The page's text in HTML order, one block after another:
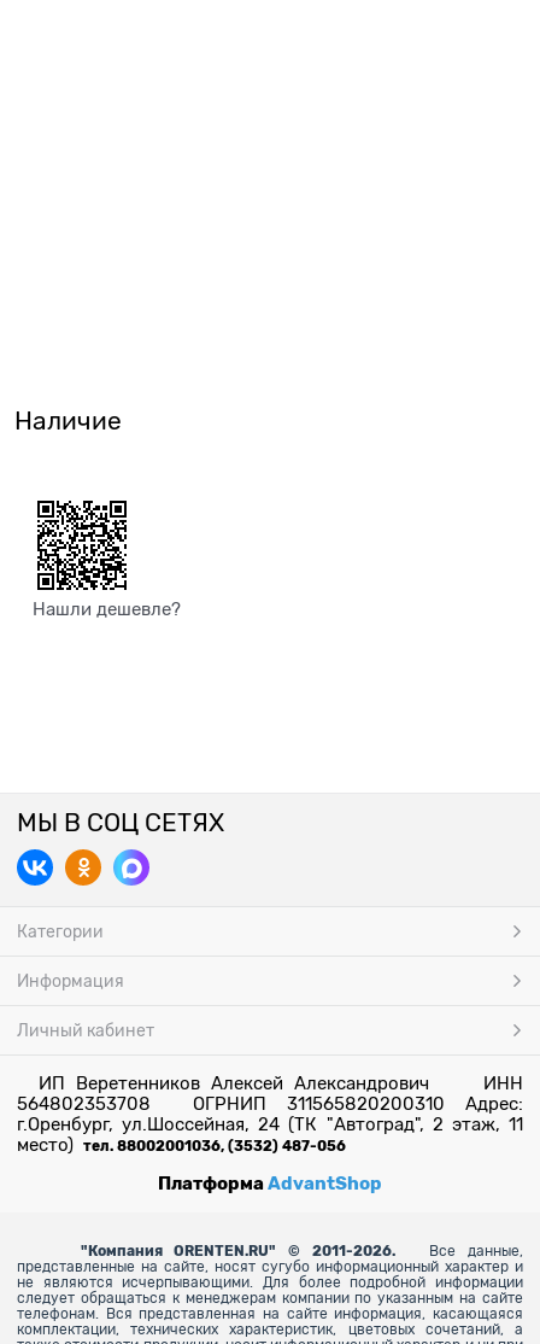
Наличие
Нашли дешевле?
МЫ В СОЦ СЕТЯХ
Категории
Информация
Личный кабинет
ИП Веретенников Алексей Александрович ИНН
564802353708 ОГРНИП 311565820200310 Адрес:
г.Оренбург, ул.Шоссейная, 24 (ТК "Автоград", 2 этаж, 11
место) тел. 88002001036, (3532) 487-056
ПлатформаAdvantShop
" Компания ORENTEN.RU" © 2011-2026.
Все данные,
представленные на сайте, носят сугубо информационный характер и
не являются исчерпывающими. Для более подробной информации
следует обращаться к менеджерам компании по указанным на сайте
телефонам. Вся представленная на сайте информация, касающаяся
комплектации, технических характеристик, цветовых сочетаний, а